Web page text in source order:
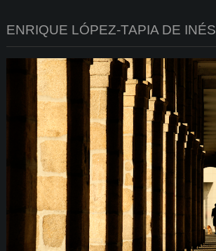
ENRIQUE LÓPEZ-TAPIA DE INÉS